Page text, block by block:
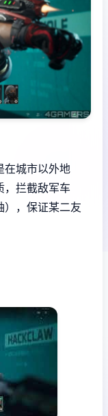
在城市以外地
，拦截敌军车
），保证某二友